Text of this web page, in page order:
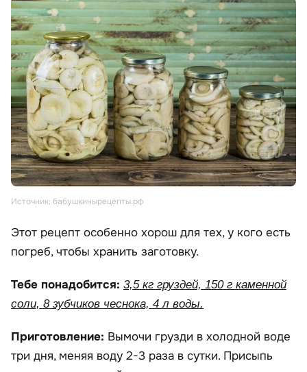
Источник: бабушкинырецепты.рф
Этот рецепт особенно хорош для тех, у кого есть
погреб, чтобы хранить заготовку.
Тебе понадобится: 3,5 кг груздей, 150 г каменной
соли, 8 зубчиков чеснока, 4 л воды.
Приготовление: Вымочи грузди в холодной воде
три дня, меняя воду 2-3 раза в сутки. Присыпь